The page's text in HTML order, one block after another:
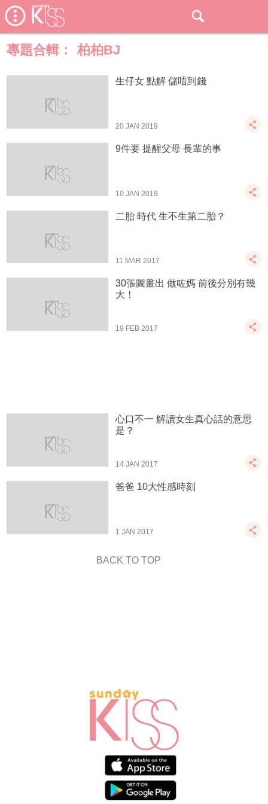
專題合輯： 柏柏BJ
生仔女 點解 儲唔到錢
20 JAN 2019
9件要 提醒父母 長輩的事
10 JAN 2019
二胎 時代 生不生第二胎？
11 MAR 2017
30張圖畫出 做咗媽 前後分別有幾
大！
19 FEB 2017
心口不一 解讀女生真心話的意思
是？
14 JAN 2017
爸爸 10大性感時刻
1 JAN 2017
BACK TO TOP